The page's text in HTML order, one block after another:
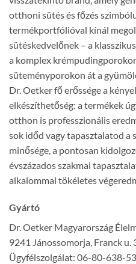
otthoni sütés és főzés
termékportfólióval kínál
sütéskedvelőnek – a
a komplex
süteményporokon át a
Dr. Oetker fő erőssége a
elkészíthetőség: a termékek
otthon is professzionális
sok időd vagy tapasztalatod a
minősége, a pontosan
évszázados szakmai
alkalommal tökéletes
Gyártó
Dr. Oetker Magyarország
9241 Jánossomorja, Franck u.
Ügyfélszolgálat: 06-80-638-